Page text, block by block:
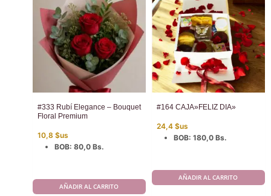
#333 Rubí Elegance – Bouquet
Floral Premium
10,8 $us
BOB: 80,0 Bs.
AÑADIR AL CARRITO
#164 CAJA»FELIZ DIA»
24,4 $us
BOB: 180,0 Bs.
AÑADIR AL CARRITO